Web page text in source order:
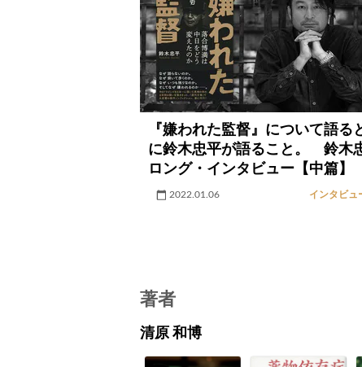
『嫌われた監督』について語る
に鈴木忠平が語ること。 鈴木
ロング・インタビュー【中篇】
2022.01.06 インタビュ
著者
清原 和博